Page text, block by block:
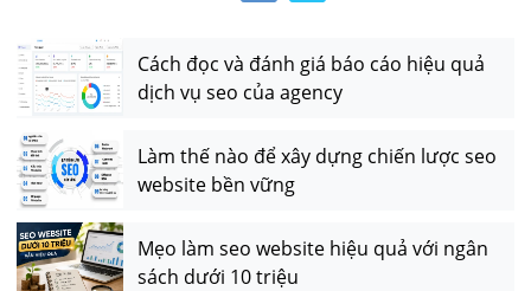
Cách đọc và đánh giá báo cáo hiệu quả
dịch vụ seo của agency
Làm thế nào để xây dựng chiến lược seo
website bền vững
Mẹo làm seo website hiệu quả với ngân
sách dưới 10 triệu